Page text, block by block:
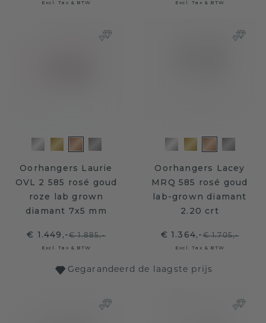
Excl. Tax & BTW Excl. Tax & BTW
Oorhangers Laurie
OVL 2 585 rosé goud
roze lab grown
diamant 7x5 mm
€ 1.449,-€ 1.885,-
Excl. Tax & BTW
Oorhangers Lacey
MRQ 585 rosé goud
lab-grown diamant
2.20 crt
€ 1.364,-€ 1.705,-
Excl. Tax & BTW
Gegarandeerd de laagste prijs